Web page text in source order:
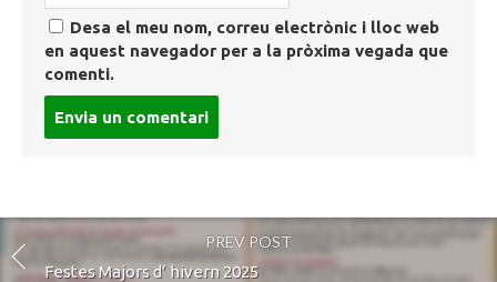
Desa el meu nom, correu electrònic i lloc web
en aquest navegador per a la pròxima vegada que
comenti.
PREV POST
Festes Majors d’ hivern 2025